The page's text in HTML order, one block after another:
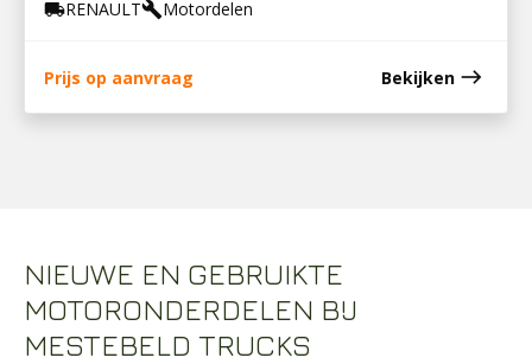
local_shippingRENAULTbuildMotordelen
Prijs op aanvraag Bekijken east
NIEUWE EN GEBRUIKTE
MOTORONDERDELEN BIJ
MESTEBELD TRUCKS